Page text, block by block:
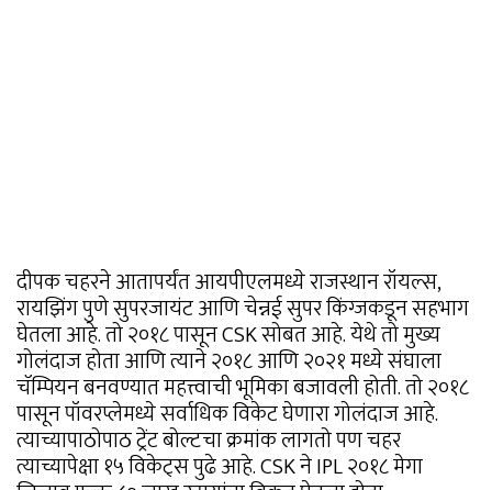
दीपक चहरने आतापर्यंत आयपीएलमध्ये राजस्थान रॉयल्स,
रायझिंग पुणे सुपरजायंट आणि चेन्नई सुपर किंग्जकडून सहभाग
घेतला आहे. तो २०१८ पासून CSK सोबत आहे. येथे तो मुख्य
गोलंदाज होता आणि त्याने २०१८ आणि २०२१ मध्ये संघाला
चॅम्पियन बनवण्यात महत्त्वाची भूमिका बजावली होती. तो २०१८
पासून पॉवरप्लेमध्ये सर्वाधिक विकेट घेणारा गोलंदाज आहे.
त्याच्यापाठोपाठ ट्रेंट बोल्टचा क्रमांक लागतो पण चहर
त्याच्यापेक्षा १५ विकेट्स पुढे आहे. CSK ने IPL २०१८ मेगा